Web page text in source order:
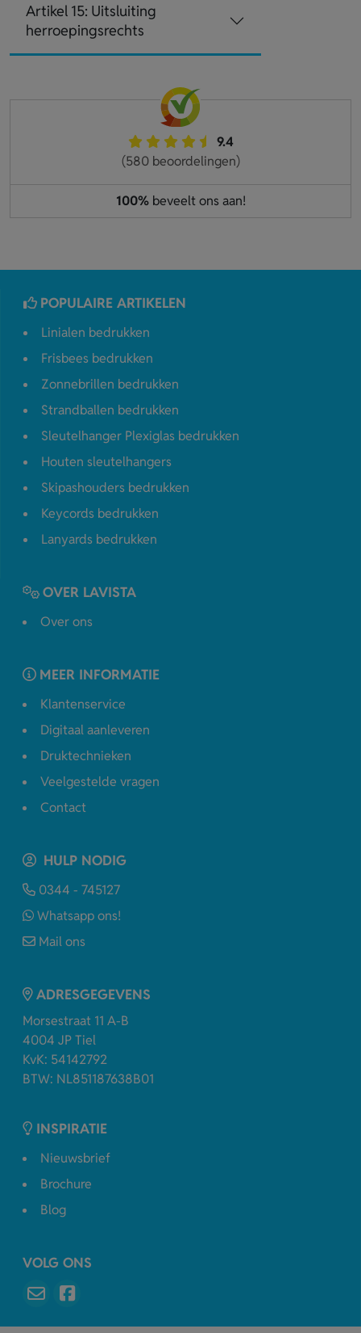
Artikel 15: Uitsluiting
herroepingsrechts
9.4
(580 beoordelingen)
100%beveelt ons aan!
POPULAIRE ARTIKELEN
Linialen bedrukken
Frisbees bedrukken
Zonnebrillen bedrukken
Strandballen bedrukken
Sleutelhanger Plexiglas bedrukken
Houten sleutelhangers
Skipashouders bedrukken
Keycords bedrukken
Lanyards bedrukken
OVER LAVISTA
Over ons
MEER INFORMATIE
Klantenservice
Digitaal aanleveren
Druktechnieken
Veelgestelde vragen
Contact
HULP NODIG
0344 - 745127
Whatsapp ons!
Mail ons
ADRESGEGEVENS
Morsestraat 11 A-B
4004 JP Tiel
KvK: 54142792
BTW: NL851187638B01
INSPIRATIE
Nieuwsbrief
Brochure
Blog
VOLG ONS